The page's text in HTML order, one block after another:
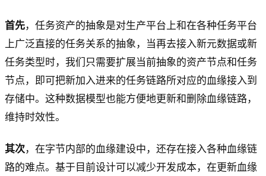
首先，任务资产的抽象是对生产平台上和在各种任务平台
上广泛直接的任务关系的抽象，当再去接入新元数据或新
任务类型时，我们只需要扩展当前抽象的资产节点和任务
节点，即可把新加入进来的任务链路所对应的血缘接入到
存储中。这种数据模型也能方便地更新和删除血缘链路，
维持时效性。
其次，在字节内部的血缘建设中，还存在接入各种血缘链
路的难点。基于目前设计可以减少开发成本，在更新血缘